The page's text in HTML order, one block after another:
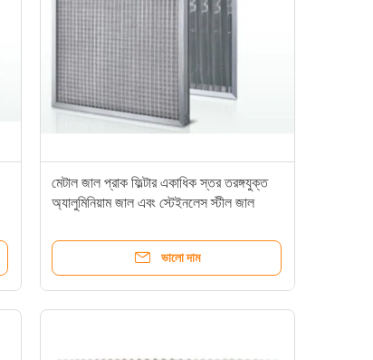
মেটাল জাল প্রাক ফিল্টার একাধিক স্তর তরঙ্গযুক্ত
অ্যালুমিনিয়াম জাল এবং স্টেইনলেস স্টীল জাল
ভালো দাম